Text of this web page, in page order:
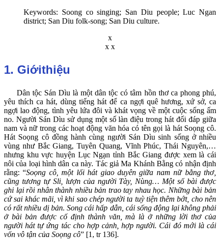
Keywords: Soong co singing; San Diu people; Luc Ngan
district; San Diu folk-song; San Diu culture.
x
x x
1. Giớithiệu
Dân tộc Sán Dìu là một dân tộc có tâm hồn thơ ca phong phú,
yêu thích ca hát, dùng tiếng hát để ca ngợi quê hương, xứ sở, ca
ngợi lao động, tình yêu lứa đôi và khát vọng về một cuộc sống ấm
no. Người Sán Dìu sử dụng một số làn điệu trong hát đối đáp giữa
nam và nữ trong các hoạt động văn hóa có tên gọi là hát Soọng cô.
Hát Soọng cô đồng hành cùng người Sán Dìu sinh sống ở nhiều
vùng như Bắc Giang, Tuyên Quang, Vĩnh Phúc, Thái Nguyên,…
nhưng khu vực huyện Lục Ngạn tỉnh Bắc Giang được xem là cái
nôi của loại hình dân ca này. Tác giả Ma Khánh Bằng có nhận định
rằng: “Soọng cô, một lối hát giao duyên giữa nam nữ bằng thơ,
cũng tương tự Sli, lượn của người Tày, Nùng… Một số bài được
ghi lại rồi nhân thành nhiều bản trao tay nhau học. Những bài bản
cứ sai khác mãi, vì khi sao chép người ta tuỳ tiện thêm bớt, cho nên
có rất nhiều dị bản. Song cái hấp dẫn, cái sống động lại không phải
ở bài bản được cố định thành văn, mà là ở những lời thơ của
người hát tự ứng tác cho hợp cảnh, hợp người. Cái đó mới là cái
vốn vô tận của Soọng cô” [1, tr 136].